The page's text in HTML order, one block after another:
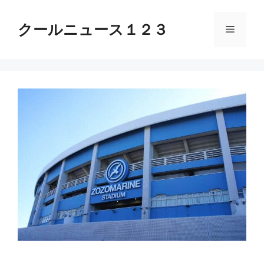
クールニュース１２３ メ
ュ
ー